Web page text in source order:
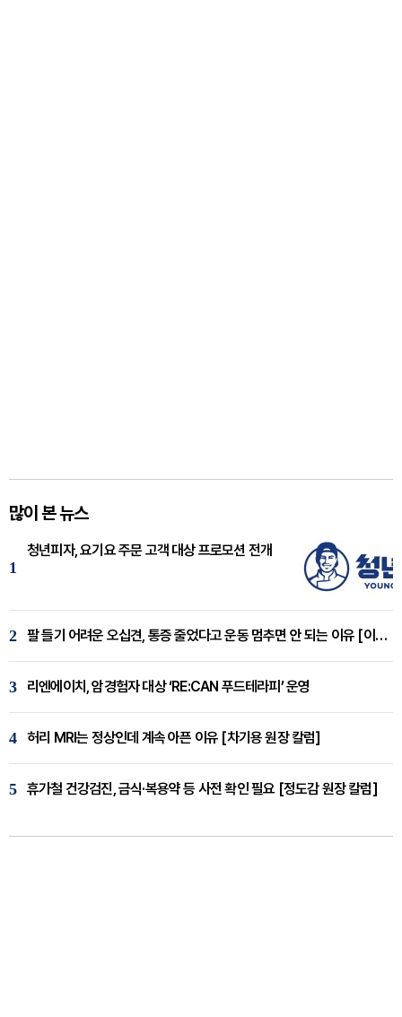
많이 본 뉴스
1
청년피자, 요기요 주문 고객 대상 프로모션 전개
2 팔 들기 어려운 오십견, 통증 줄었다고 운동 멈추면 안 되는 이유 [이병욱 원장 칼럼]
3 리엔에이치, 암경험자 대상 ‘RE:CAN 푸드테라피’ 운영
4 허리 MRI는 정상인데 계속 아픈 이유 [차기용 원장 칼럼]
5 휴가철 건강검진, 금식·복용약 등 사전 확인 필요 [정도감 원장 칼럼]